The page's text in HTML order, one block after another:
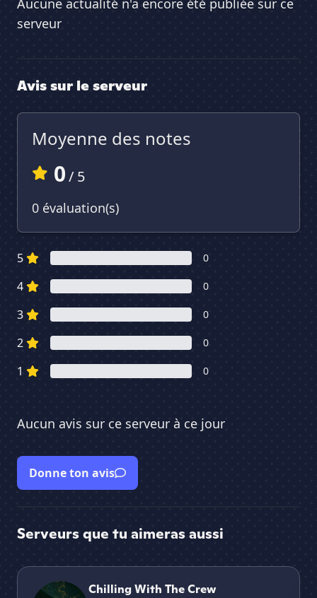
Aucune actualité n'a encore été publiée sur ce
serveur
Avis sur le serveur
Moyenne des notes
0/ 5
0 évaluation(s)
5 0
4 0
3 0
2 0
1 0
Aucun avis sur ce serveur à ce jour
Donne ton avis
Serveurs que tu aimeras aussi
Chilling With The Crew
Chilling With The Crew